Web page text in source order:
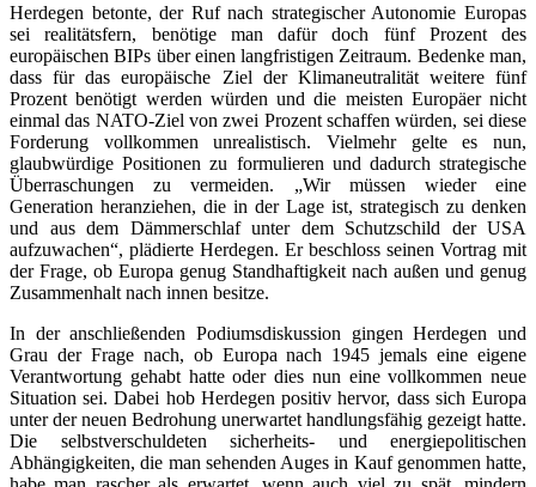
Herdegen betonte, der Ruf nach strategischer Autonomie Europas
sei realitätsfern, benötige man dafür doch fünf Prozent des
europäischen BIPs über einen langfristigen Zeitraum. Bedenke man,
dass für das europäische Ziel der Klimaneutralität weitere fünf
Prozent benötigt werden würden und die meisten Europäer nicht
einmal das NATO-Ziel von zwei Prozent schaffen würden, sei diese
Forderung vollkommen unrealistisch. Vielmehr gelte es nun,
glaubwürdige Positionen zu formulieren und dadurch strategische
Überraschungen zu vermeiden. „Wir müssen wieder eine
Generation heranziehen, die in der Lage ist, strategisch zu denken
und aus dem Dämmerschlaf unter dem Schutzschild der USA
aufzuwachen“, plädierte Herdegen. Er beschloss seinen Vortrag mit
der Frage, ob Europa genug Standhaftigkeit nach außen und genug
Zusammenhalt nach innen besitze.
In der anschließenden Podiumsdiskussion gingen Herdegen und
Grau der Frage nach, ob Europa nach 1945 jemals eine eigene
Verantwortung gehabt hatte oder dies nun eine vollkommen neue
Situation sei. Dabei hob Herdegen positiv hervor, dass sich Europa
unter der neuen Bedrohung unerwartet handlungsfähig gezeigt hatte.
Die selbstverschuldeten sicherheits- und energiepolitischen
Abhängigkeiten, die man sehenden Auges in Kauf genommen hatte,